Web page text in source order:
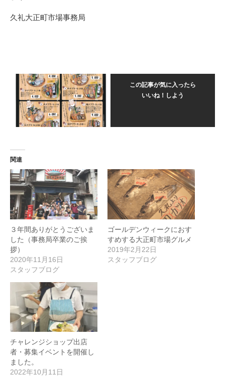
久礼大正町市場事務局
この記事が気に入ったら
いいね！しよう
関連
３年間ありがとうございま
した（事務局卒業のご挨
拶）
2020年11月16日
スタッフブログ
ゴールデンウィークにおす
すめする大正町市場グルメ
2019年2月22日
スタッフブログ
チャレンジショップ出店
者・募集イベントを開催し
ました。
2022年10月11日